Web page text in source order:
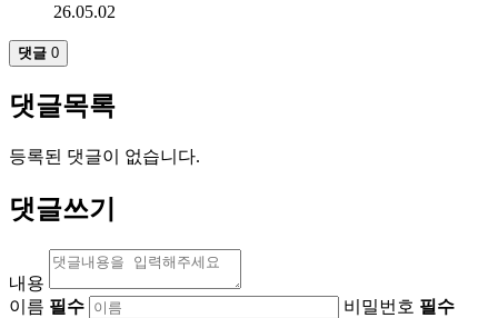
26.05.02
댓글 0
댓글목록
등록된 댓글이 없습니다.
댓글쓰기
내용
이름 필수 비밀번호 필수